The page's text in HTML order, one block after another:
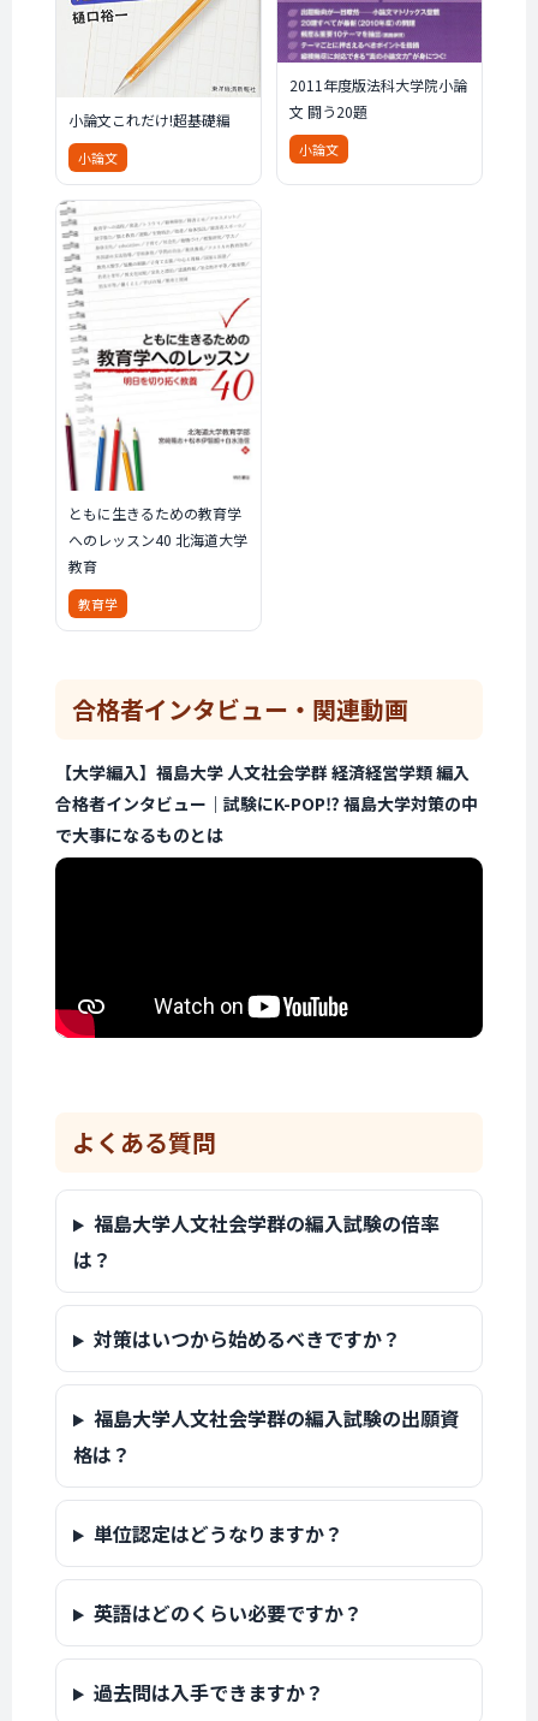
小論文これだけ!超基礎編
小論文
2011年度版法科大学院小論
文 闘う20題
小論文
ともに生きるための教育学
へのレッスン40 北海道大学
教育
教育学
合格者インタビュー・ 関連動画
【大学編入】福島大学 人文社会学群 経済経営学類 編入
合格者インタビュー｜試験にK-POP⁉ 福島大学対策の中
で大事になるものとは
よくある質問
福島大学人文社会学群の編入試験の倍率
は？
対策はいつから始めるべきですか？
福島大学人文社会学群の編入試験の出願資
格は？
単位認定はどうなりますか？
英語はどのくらい必要ですか？
過去問は入手できますか？